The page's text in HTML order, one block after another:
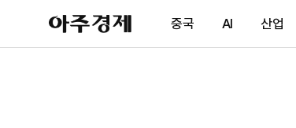
아
주
제
중국 AI 산업